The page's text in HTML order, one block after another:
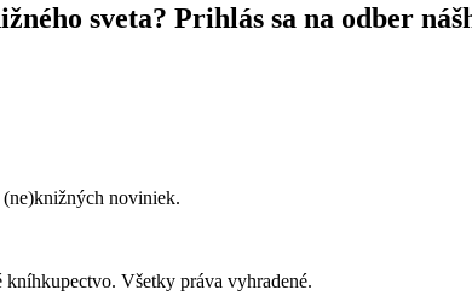
sveta? Prihlás sa na odber
noviniek.
Všetky práva vyhradené.